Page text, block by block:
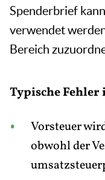
Spenderbrief
verwendet
Bereich
Typische
Vorsteuer
obwohl der